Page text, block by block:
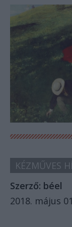
KÉZMŰVES
Szerző: béel
2018. május